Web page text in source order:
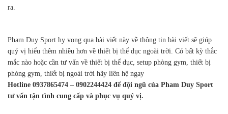
ra.
Pham Duy Sport hy vọng qua bài viết này về thông tin bài viết sẽ giúp
quý vị hiểu thêm nhiều hơn về thiết bị thể dục ngoài trời. Có bất kỳ thắc
mắc nào hoặc cần tư vấn về thiết bị thể dục, setup phòng gym, thiết bị
phòng gym, thiết bị ngoài trời hãy liên hệ ngay
Hotline 0937865474 – 0902244424 để đội ngũ của Pham Duy Sport
tư vấn tận tình cung cấp và phục vụ quý vị.